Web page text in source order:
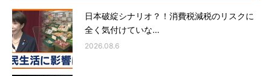
日本破綻シナリオ？！消費税減税のリスクに
全く気付けていな…
2026.08.6